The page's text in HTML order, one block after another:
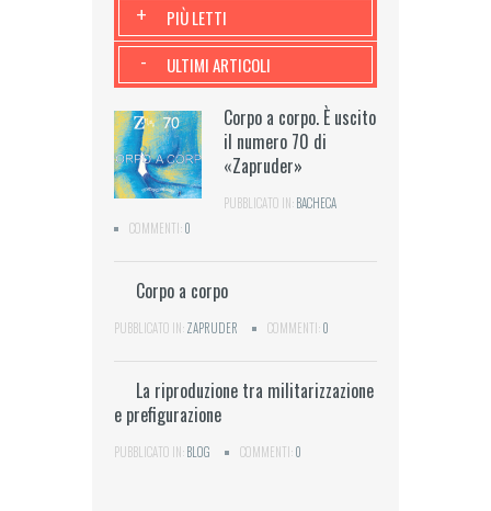
PIÙ LETTI
+
ULTIMI ARTICOLI
-
Corpo a corpo. È uscito
il numero 70 di
«Zapruder»
PUBBLICATO IN:BACHECA
COMMENTI:0
Corpo a corpo
PUBBLICATO IN:ZAPRUDER COMMENTI:0
La riproduzione tra militarizzazione
e prefigurazione
PUBBLICATO IN:BLOG COMMENTI:0